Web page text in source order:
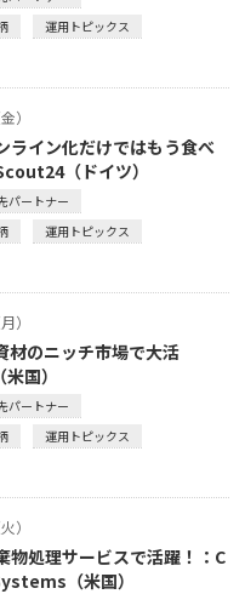
運用トピックス
）
ライン化だけではもう食べ
（ドイツ）
パートナー
運用トピックス
）
材のニッチ市場で大活
国）
パートナー
運用トピックス
）
物処理サービスで活躍！：C
（米国）